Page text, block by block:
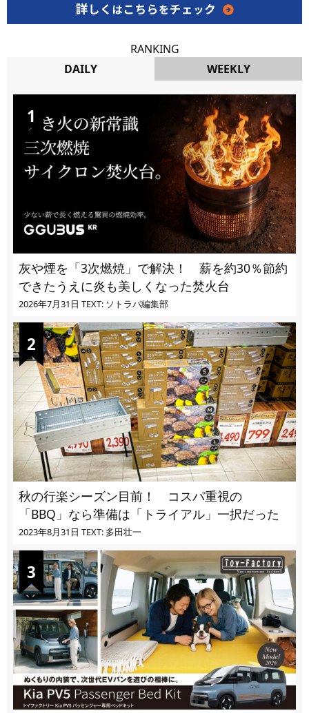
RANKING
DAILY
WEEKLY
灰や煙を「3次燃焼」で解決！ 薪を約30％節約
できたうえに炎も美しくなった焚火台
2026年7月31日 TEXT: ソトラバ編集部
秋の行楽シーズン目前！ コスパ重視の
「BBQ」なら準備は「トライアル」一択だった
2023年8月31日 TEXT: 多田壮一